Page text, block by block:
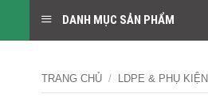
DANH MỤC SẢN PHẨM
TRANG CHỦ / LDPE & PHỤ KIỆN